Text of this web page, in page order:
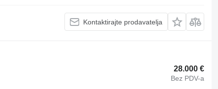
Kontaktirajte prodavatelja
28.000 €
Bez PDV-a